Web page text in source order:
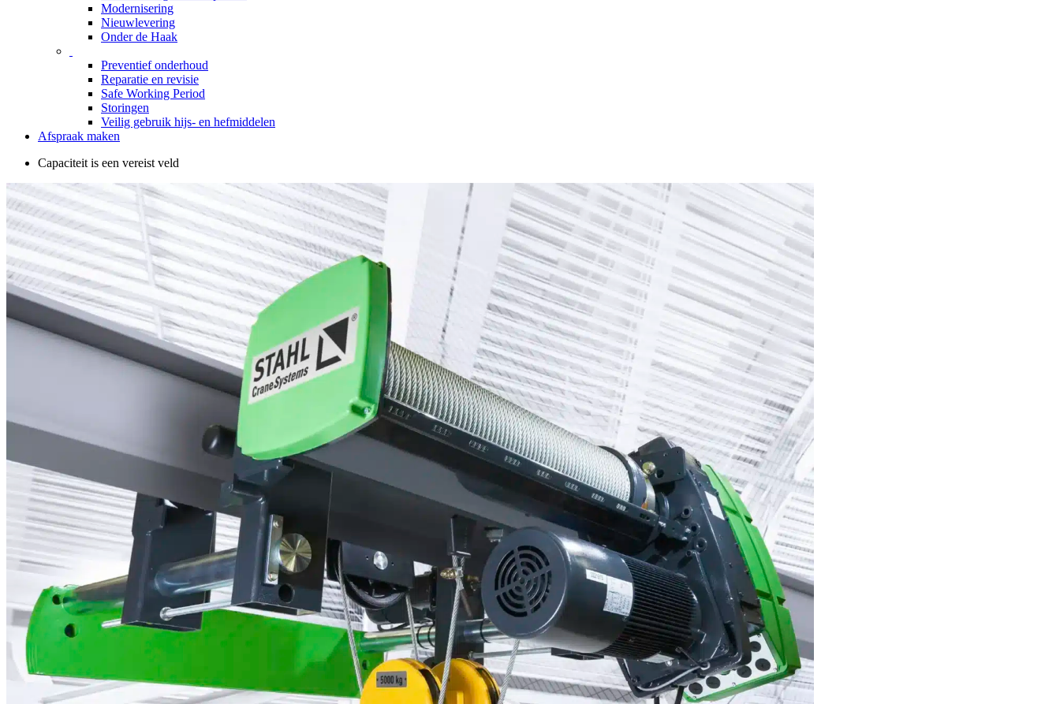
Modernisering
Nieuwlevering
Onder de Haak
Preventief onderhoud
Reparatie en revisie
Safe Working Period
Storingen
Veilig gebruik hijs- en hefmiddelen
Afspraak maken
Capaciteit is een vereist veld